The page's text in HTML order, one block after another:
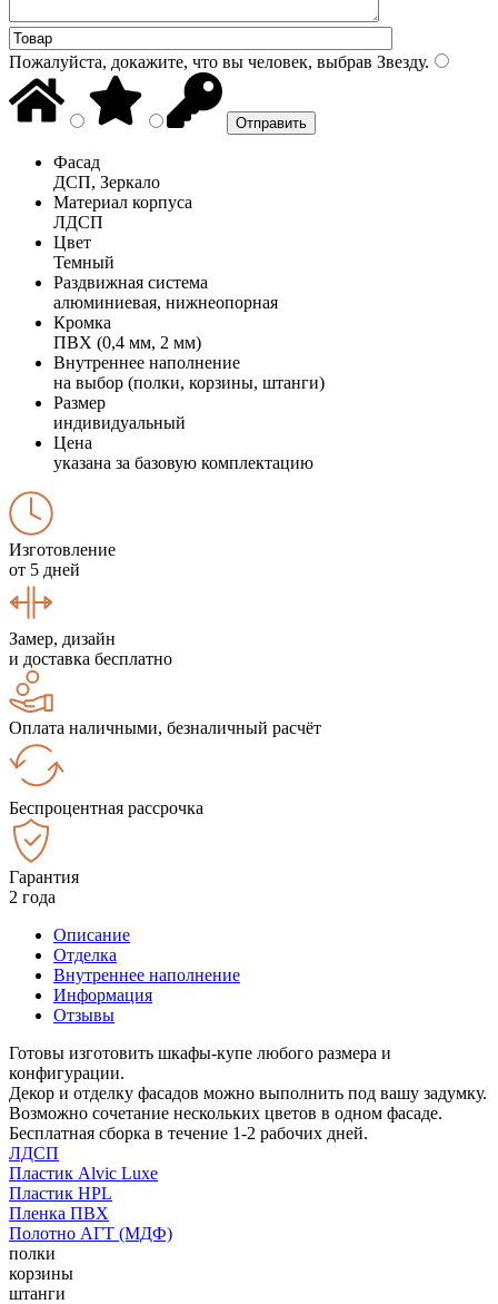
Пожалуйста, докажите, что вы человек, выбрав Звезду.
Фасад
ДСП, Зеркало
Материал корпуса
ЛДСП
Цвет
Темный
Раздвижная система
алюминиевая, нижнеопорная
Кромка
ПВХ (0,4 мм, 2 мм)
Внутреннее наполнение
на выбор (полки, корзины, штанги)
Размер
индивидуальный
Цена
указана за базовую комплектацию
Изготовление
от 5 дней
Замер, дизайн
и доставка бесплатно
Оплата наличными, безналичный расчёт
Беспроцентная рассрочка
Гарантия
2 года
Описание
Отделка
Внутреннее наполнение
Информация
Отзывы
Готовы изготовить шкафы-купе любого размера и
конфигурации.
Декор и отделку фасадов можно выполнить под вашу задумку.
Возможно сочетание нескольких цветов в одном фасаде.
Бесплатная сборка в течение 1-2 рабочих дней.
ЛДСП
Пластик Alvic Luxe
Пластик HPL
Пленка ПВХ
Полотно АГТ (МДФ)
полки
корзины
штанги